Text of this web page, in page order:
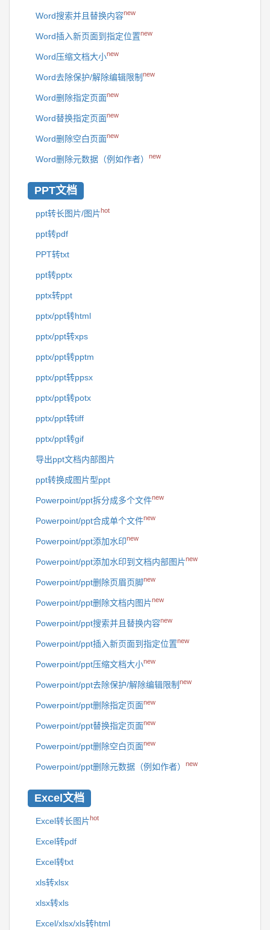
Word搜索并且替换内容new
Word插入新页面到指定位置new
Word压缩文档大小new
Word去除保护/解除编辑限制new
Word删除指定页面new
Word替换指定页面new
Word删除空白页面new
Word删除元数据（例如作者） new
PPT文档
ppt转长图片/图片hot
ppt转pdf
PPT转txt
ppt转pptx
pptx转ppt
pptx/ppt转html
pptx/ppt转xps
pptx/ppt转pptm
pptx/ppt转ppsx
pptx/ppt转potx
pptx/ppt转tiff
pptx/ppt转gif
导出ppt文档内部图片
ppt转换成图片型ppt
Powerpoint/ppt拆分成多个文件new
Powerpoint/ppt合成单个文件new
Powerpoint/ppt添加水印new
Powerpoint/ppt添加水印到文档内部图片new
Powerpoint/ppt删除页眉页脚new
Powerpoint/ppt删除文档内图片new
Powerpoint/ppt搜索并且替换内容new
Powerpoint/ppt插入新页面到指定位置new
Powerpoint/ppt压缩文档大小new
Powerpoint/ppt去除保护/解除编辑限制new
Powerpoint/ppt删除指定页面new
Powerpoint/ppt替换指定页面new
Powerpoint/ppt删除空白页面new
Powerpoint/ppt删除元数据（例如作者） new
Excel文档
Excel转长图片hot
Excel转pdf
Excel转txt
xls转xlsx
xlsx转xls
Excel/xlsx/xls转html